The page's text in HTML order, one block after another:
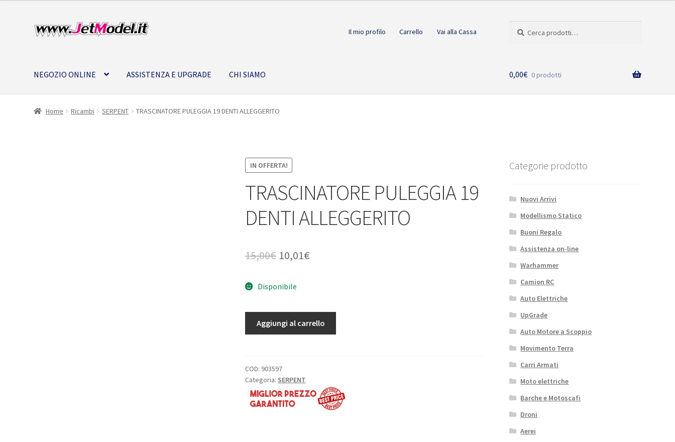
Vai
alla
Vai
al
Il mio profilo Carrello Vai alla Cassa
NEGOZIO ONLINE ASSISTENZA E UPGRADE CHI SIAMO 0,00€ 0 prodotti
Home Ricambi SERPENT TRASCINATORE PULEGGIA 19 DENTI ALLEGGERITO
IN OFFERTA!
TRASCINATORE PULEGGIA 19
DENTI ALLEGGERITO
15,00€ Il
originale
era:
15,00€.
10,01€Il
è:
10,01€.
Disponibile
PULEGGIA
ALLEGGERITO
quantità
Aggiungi al carrello
COD: 903597
Categoria: SERPENT
Categorie prodotto
Nuovi Arrivi
Modellismo Statico
Buoni Regalo
Assistenza on-line
Warhammer
Camion RC
Auto Elettriche
UpGrade
Auto Motore a Scoppio
Movimento Terra
Carri Armati
Moto elettriche
Barche e Motoscafi
Droni
Aerei